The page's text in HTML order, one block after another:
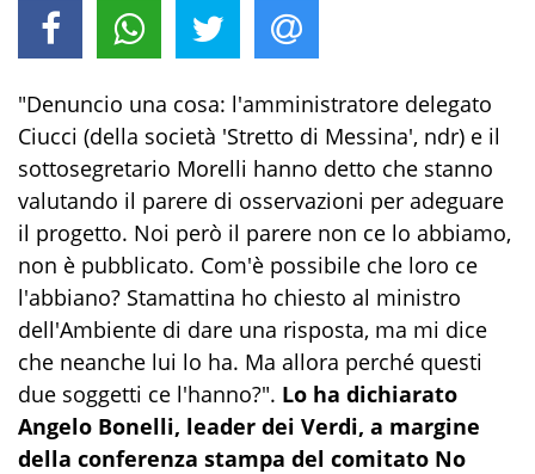
"Denuncio una cosa: l'amministratore delegato
Ciucci (della società 'Stretto di Messina', ndr) e il
sottosegretario Morelli hanno detto che stanno
valutando il parere di osservazioni per adeguare
il progetto. Noi però il parere non ce lo abbiamo,
non è pubblicato. Com'è possibile che loro ce
l'abbiano? Stamattina ho chiesto al ministro
dell'Ambiente di dare una risposta, ma mi dice
che neanche lui lo ha. Ma allora perché questi
due soggetti ce l'hanno?". Lo ha dichiarato
Angelo Bonelli, leader dei Verdi, a margine
della conferenza stampa del comitato No